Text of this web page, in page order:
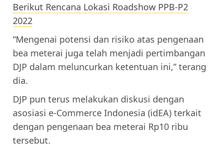
Berikut Rencana Lokasi Roadshow PPB-P2
2022
“Mengenai potensi dan risiko atas pengenaan
bea meterai juga telah menjadi pertimbangan
DJP dalam meluncurkan ketentuan ini,” terang
dia.
DJP pun terus melakukan diskusi dengan
asosiasi e-Commerce Indonesia (idEA) terkait
dengan pengenaan bea meterai Rp10 ribu
tersebut.